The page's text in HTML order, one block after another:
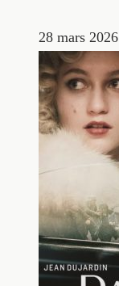
28 mars 2026